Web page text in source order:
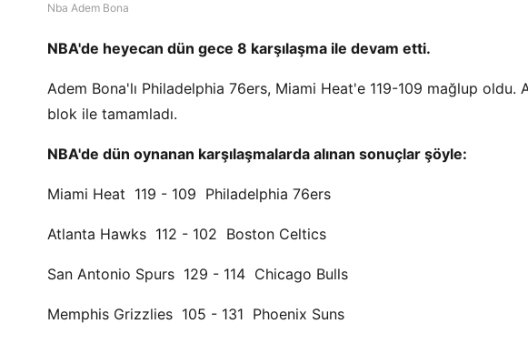
Nba Adem Bona
NBA'de heyecan dün gece 8 karşılaşma ile devam etti.
Adem Bona'lı Philadelphia 76ers, Miami Heat'e 119-109 mağlup oldu.
blok ile tamamladı.
NBA'de dün oynanan karşılaşmalarda alınan sonuçlar şöyle:
Miami Heat 119 - 109 Philadelphia 76ers
Atlanta Hawks 112 - 102 Boston Celtics
San Antonio Spurs 129 - 114 Chicago Bulls
Memphis Grizzlies 105 - 131 Phoenix Suns